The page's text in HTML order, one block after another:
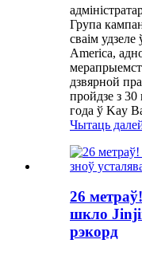
Група
сваім
America,
дзвярной
пройдзе з 30
года ў Kay
Чытаць
26
шкло
рэкорд